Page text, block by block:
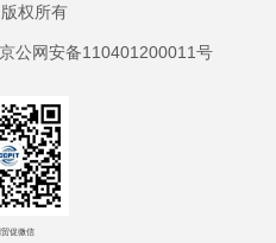
权所有
网安备110401200011号
促微信